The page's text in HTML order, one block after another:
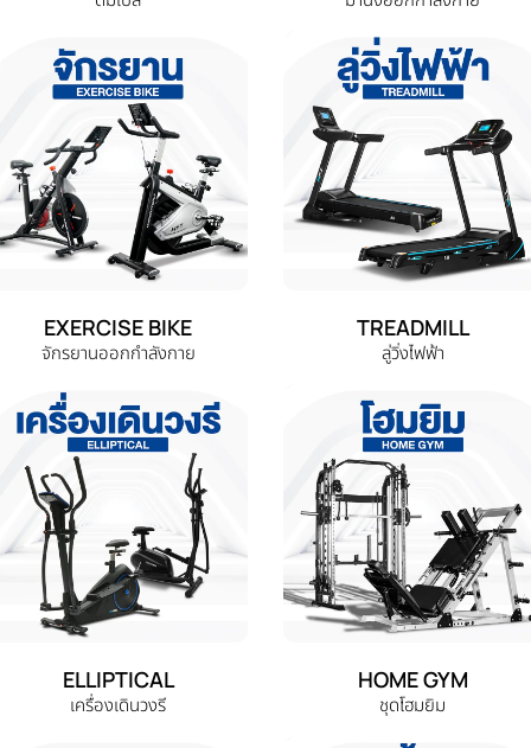
EXERCISE BIKE
จักรยานออกกำลังกาย
TREADMILL
ลู่วิ่งไฟฟ้า
ELLIPTICAL
เครื่องเดินวงรี
HOME GYM
ชุดโฮมยิม